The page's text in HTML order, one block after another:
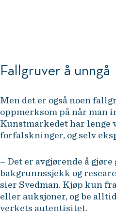
Fallgruver å unngå
Men det er også noen
oppmerksom på når man
Kunstmarkedet har lenge
forfalskninger, og selv
– Det er avgjørende å
bakgrunnssjekk og
sier Svedman. Kjøp kun
eller auksjoner, og be
verkets autentisitet.